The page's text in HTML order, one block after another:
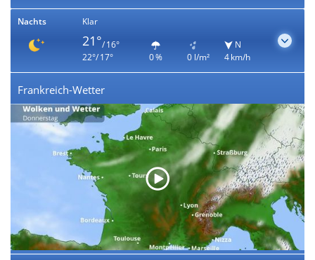
Nachts Klar
21°/ 16°
22°/ 17°
0 % 0 l/m²
N
4 km/h
Frankreich-Wetter